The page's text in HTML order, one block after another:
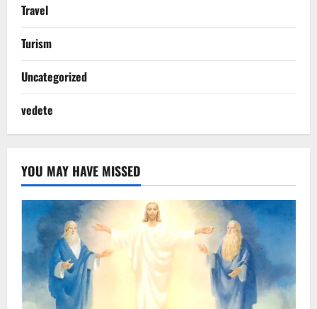
Travel
Turism
Uncategorized
vedete
YOU MAY HAVE MISSED